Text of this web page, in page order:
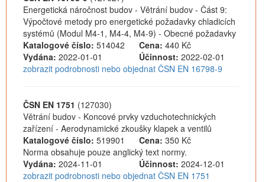
Energetická náročnost budov - Větrání budov - Část 9:
Výpočtové metody pro energetické požadavky chladicích
systémů (Modul M4-1, M4-4, M4-9) - Obecné požadavky
Katalogové číslo: 514042 Cena: 440 Kč
Vydána: 2022-01-01 Účinnost: 2022-02-01
zobrazit podrobnosti nebo objednat ČSN EN 16798-9
ČSN EN 1751 (127030)
Větrání budov - Koncové prvky vzduchotechnických
zařízení - Aerodynamické zkoušky klapek a ventilů
Katalogové číslo: 519901 Cena: 350 Kč
Norma obsahuje pouze anglický text normy.
Vydána: 2024-11-01 Účinnost: 2024-12-01
zobrazit podrobnosti nebo objednat ČSN EN 1751